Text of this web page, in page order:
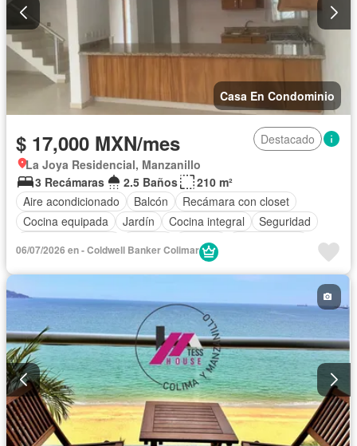
Casa En Condominio
$ 17,000 MXN/mes
Destacado
La Joya Residencial, Manzanillo
3 Recámaras
2.5 Baños
210 m²
Aire acondicionado
Balcón
Recámara con closet
Cocina equipada
Jardín Cocina integral
Seguridad
Terraza
06/07/2026 en - Coldwell Banker Colimar